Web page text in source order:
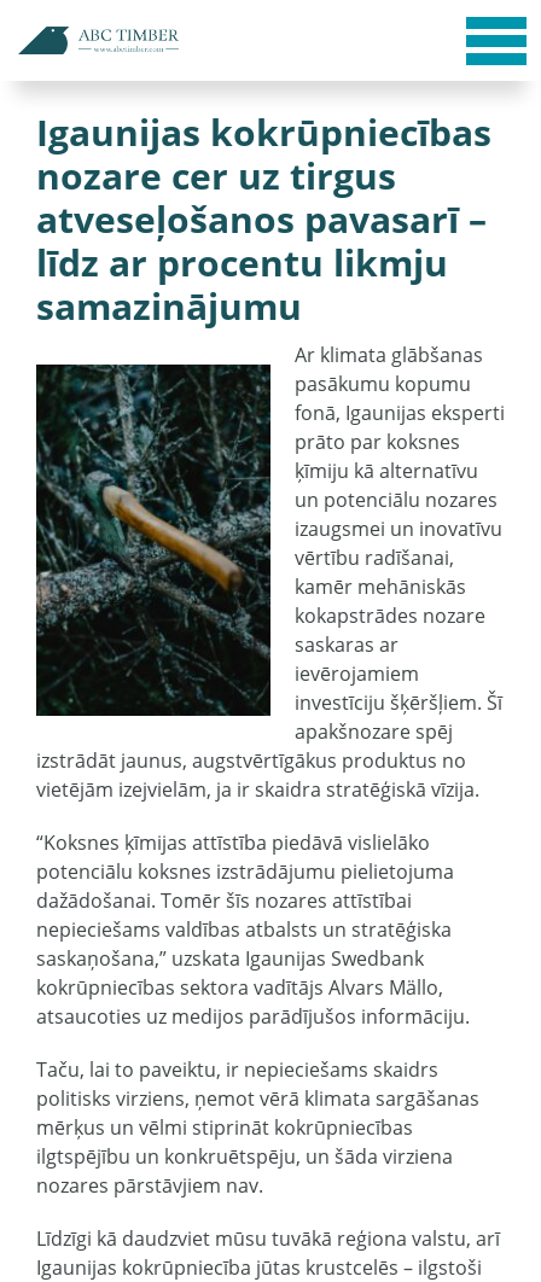
Igaunijas kokrūpniecības
nozare cer uz tirgus
atveseļošanos pavasarī –
līdz ar procentu likmju
samazinājumu
Ar klimata glābšanas
pasākumu kopumu
fonā, Igaunijas eksperti
prāto par koksnes
ķīmiju kā alternatīvu
un potenciālu nozares
izaugsmei un inovatīvu
vērtību radīšanai,
kamēr mehāniskās
kokapstrādes nozare
saskaras ar
ievērojamiem
investīciju šķēršļiem. Šī
apakšnozare spēj
izstrādāt jaunus, augstvērtīgākus produktus no
vietējām izejvielām, ja ir skaidra stratēģiskā vīzija.
“Koksnes ķīmijas attīstība piedāvā vislielāko
potenciālu koksnes izstrādājumu pielietojuma
dažādošanai. Tomēr šīs nozares attīstībai
nepieciešams valdības atbalsts un stratēģiska
saskaņošana,” uzskata Igaunijas Swedbank
kokrūpniecības sektora vadītājs Alvars Mällo,
atsaucoties uz medijos parādījušos informāciju.
Taču, lai to paveiktu, ir nepieciešams skaidrs
politisks virziens, ņemot vērā klimata sargāšanas
mērķus un vēlmi stiprināt kokrūpniecības
ilgtspējību un konkruētspēju, un šāda virziena
nozares pārstāvjiem nav.
Līdzīgi kā daudzviet mūsu tuvākā reģiona valstu, arī
Igaunijas kokrūpniecība jūtas krustcelēs – ilgstoši